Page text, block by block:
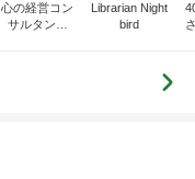
心の経営コン
サルタント
Librarian Night
bird